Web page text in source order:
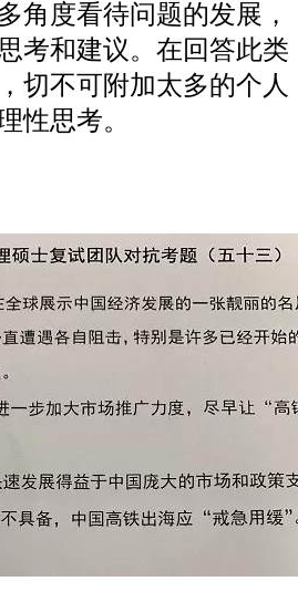
角度看待问题的发展，
考和建议。在回答此类
切不可附加太多的个人
性思考。